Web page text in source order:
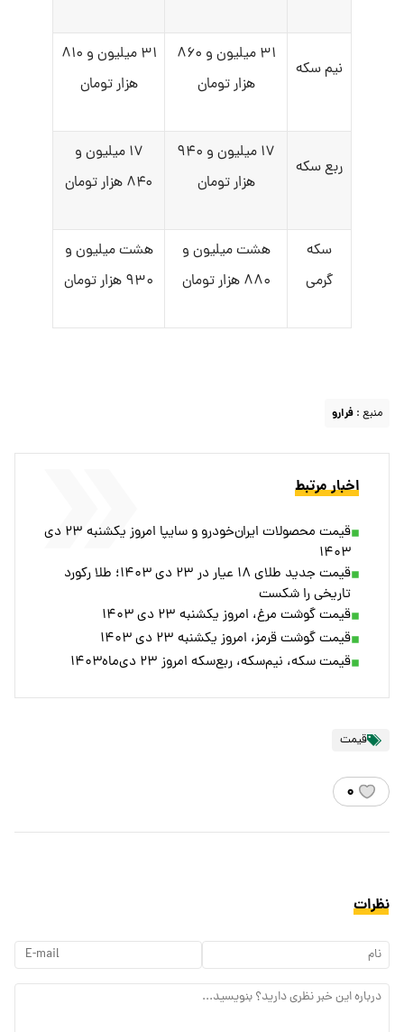
نیم سکه
۳۱ میلیون و ۸۶۰
هزار تومان
۳۱ میلیون و ۸۱۰
هزار تومان
ربع سکه
۱۷ میلیون و ۹۴۰
هزار تومان
۱۷ میلیون و
۸۴۰ هزار تومان
سکه
گرمی
هشت میلیون و
۸۸۰ هزار تومان
هشت میلیون و
۹۳۰ هزار تومان
منبع : فرارو
اخبار مرتبط
قیمت محصولات ایران‌خودرو و سایپا امروز یکشنبه ۲۳ دی
۱۴۰۳
قیمت جدید طلای ۱۸ عیار در ۲۳ دی ۱۴۰۳؛ طلا رکورد
تاریخی را شکست
قیمت گوشت مرغ، امروز یکشنبه ۲۳ دی ۱۴۰۳
قیمت گوشت قرمز، امروز یکشنبه ۲۳ دی ۱۴۰۳
قیمت سکه، نیم‌سکه، ربع‌سکه امروز ۲۳ دی‌ماه۱۴۰۳
قیمت
۰
نظرات